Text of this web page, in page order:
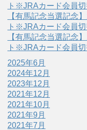
ト※JRAカード会員
【有馬記念当選記念
ト※JRAカード会員
【有馬記念当選記念
ト※JRAカード会員
2025年6月
2024年12月
2023年12月
2021年12月
2021年10月
2021年9月
2021年7月